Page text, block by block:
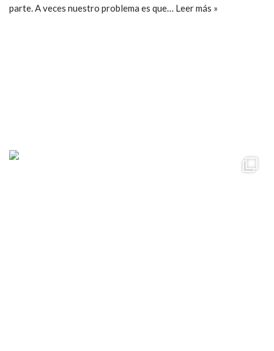
parte. A veces nuestro problema es que… Leer más »